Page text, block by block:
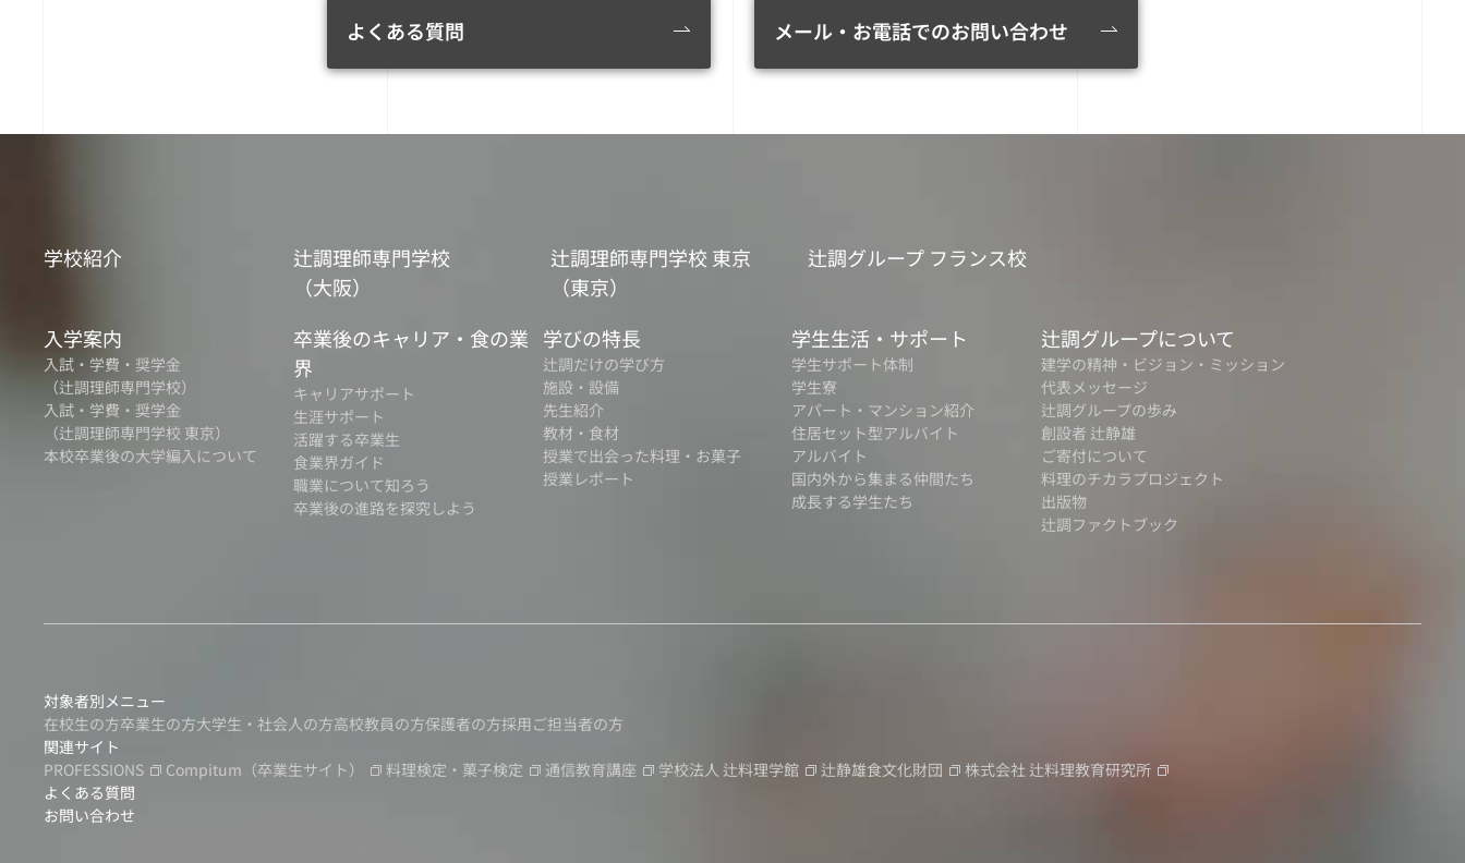
よくある質問 メール・お電話でのお問い合わせ
学校紹介
辻調理師専門学校
（大阪）
辻調理師専門学校 東京
（東京）
辻調グループ フランス校
入学案内
入試・学費・奨学金
（辻調理師専門学校）
入試・学費・奨学金
（辻調理師専門学校 東京）
本校卒業後の大学編入について
卒業後のキャリア・食の業
界
キャリアサポート
生涯サポート
活躍する卒業生
食業界ガイド
職業について知ろう
卒業後の進路を探究しよう
学びの特長
辻調だけの学び方
施設・設備
先生紹介
教材・食材
授業で出会った料理・お菓子
授業レポート
学生生活・サポート
学生サポート体制
学生寮
アパート・マンション紹介
住居セット型アルバイト
アルバイト
国内外から集まる仲間たち
成長する学生たち
辻調グループについて
建学の精神・ビジョン・ミッション
代表メッセージ
辻調グループの歩み
創設者 辻静雄
ご寄付について
料理のチカラプロジェクト
出版物
辻調ファクトブック
対象者別メニュー
在校生の方卒業生の方大学生・社会人の方高校教員の方保護者の方採用ご担当者の方
関連サイト
PROFESSIONS
Compitum （卒業生サイト） 料理検定・菓子検定 通信教育講座 学校法人 辻料理学館 辻静雄食文化財団 株式会社 辻料理教育研究所
よくある質問
お問い合わせ